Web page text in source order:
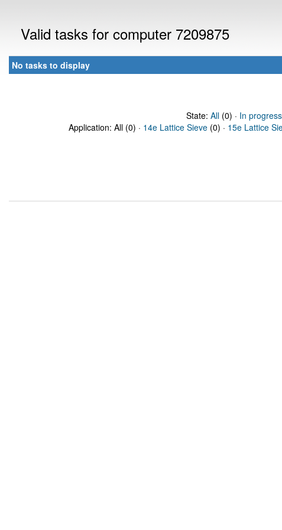
Valid tasks for computer 7209875
No tasks to display
State: All(0) · In progress
Application: All (0) · 14e Lattice Sieve (0) · 15e Lattice